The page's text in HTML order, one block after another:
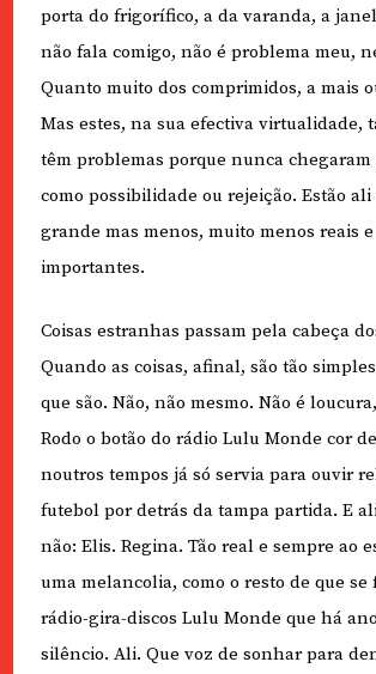
porta do frigorífico, a da varanda, a
não fala comigo, não é problema meu,
Quanto muito dos comprimidos, a mais
Mas estes, na sua efectiva virtualidade,
têm problemas porque nunca chegaram
como possibilidade ou rejeição. Estão
grande mas menos, muito menos reais
importantes.
Coisas estranhas passam pela cabeça
Quando as coisas, afinal, são tão
que são. Não, não mesmo. Não é
Rodo o botão do rádio Lulu Monde cor
noutros tempos já só servia para ouvir
futebol por detrás da tampa partida. E
não: Elis. Regina. Tão real e sempre ao
uma melancolia, como o resto de que se
rádio-gira-discos Lulu Monde que há
silêncio. Ali. Que voz de sonhar para